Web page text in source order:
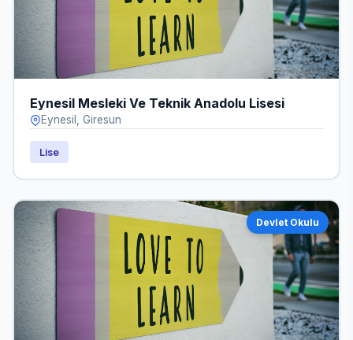
Eynesil Mesleki Ve Teknik Anadolu Lisesi
Eynesil, Giresun
Lise
Devlet Okulu